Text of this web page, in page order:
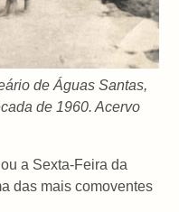
de Águas Santas,
de 1960. Acervo
a Sexta-Feira da
das mais comoventes